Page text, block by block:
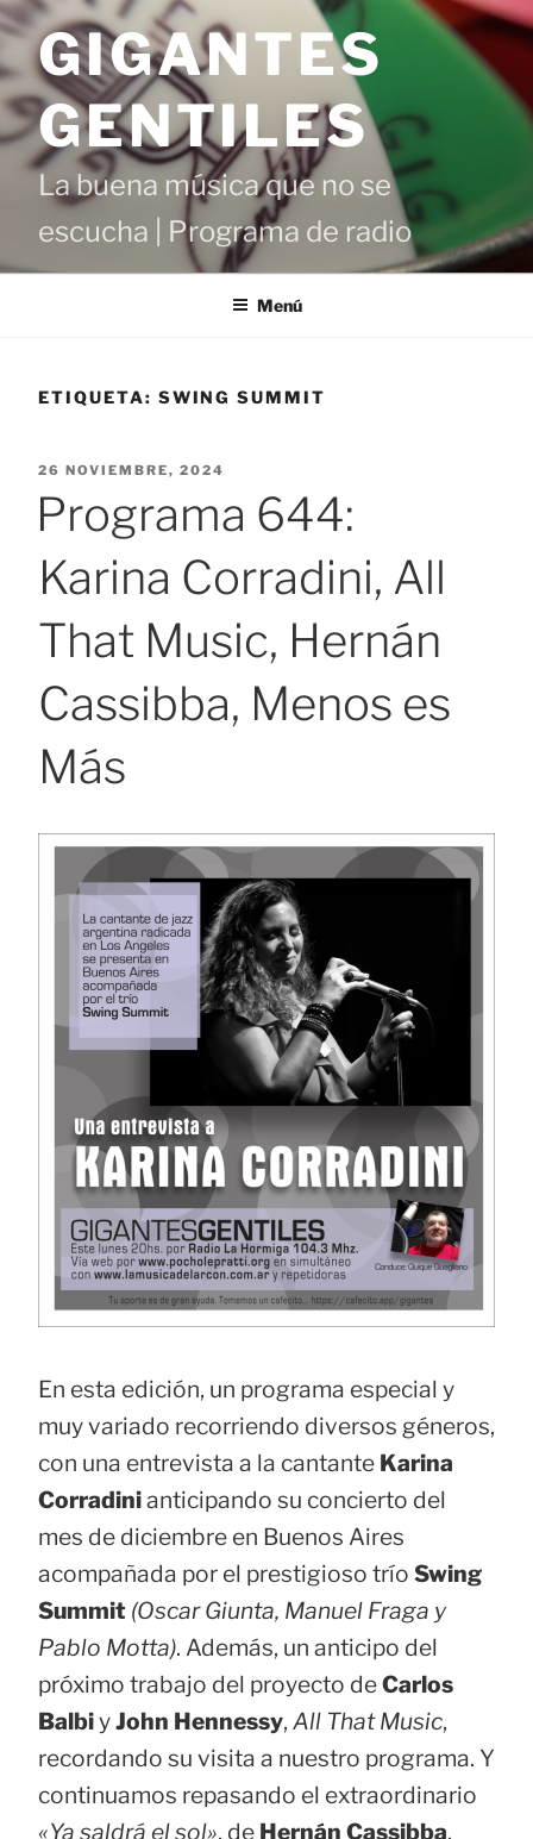
Saltar
contenido
GIGANTES
GENTILES
La buena música que no se
escucha | Programa de radio
Menú
ETIQUETA: SWING SUMMIT
PUBLICADO
26 NOVIEMBRE, 2024
Programa 644:
Karina Corradini, All
That Music, Hernán
Cassibba, Menos es
Más
En esta edición, un programa especial y
muy variado recorriendo diversos géneros,
con una entrevista a la cantante Karina
Corradinianticipando su concierto del
mes de diciembre en Buenos Aires
acompañada por el prestigioso trío Swing
Summit (Oscar Giunta, Manuel Fraga y
Pablo Motta). Además, un anticipo del
próximo trabajo del proyecto deCarlos
BalbiyJohn Hennessy, All That Music,
recordando su visita a nuestro programa. Y
continuamos repasando el extraordinario
«Ya saldrá el sol», de Hernán Cassibba.